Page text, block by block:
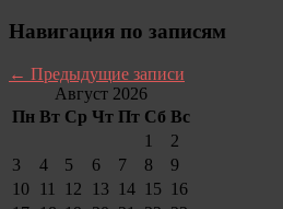
Навигация по записям
← Предыдущие записи
Август 2026
Пн Вт Ср Чт Пт Сб Вс
1
2
3
4 5 6 7 8
9
10
11 12 13 14 15
16